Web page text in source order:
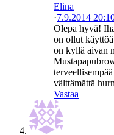
Elina
·7.9.2014
Olepa hyvä!
on ollut
on kyllä aivan
välttämättä
Vastaa